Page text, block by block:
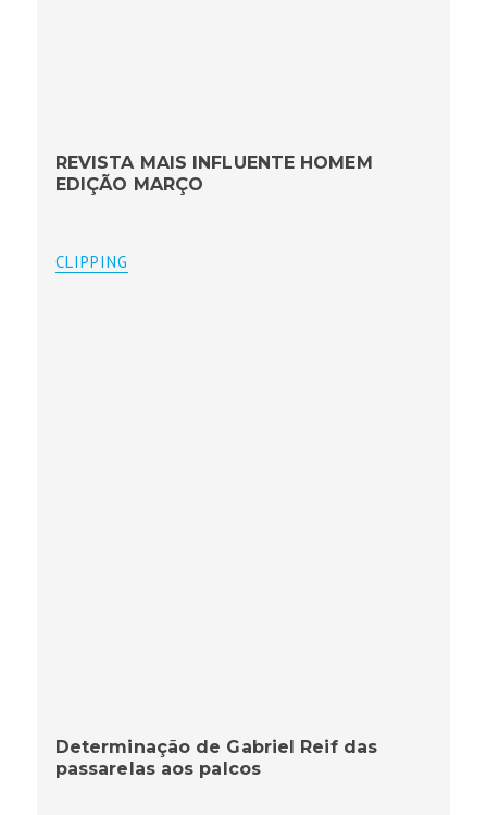
REVISTA MAIS INFLUENTE HOMEM
EDIÇÃO MARÇO
CLIPPING
Determinação de Gabriel Reif das
passarelas aos palcos